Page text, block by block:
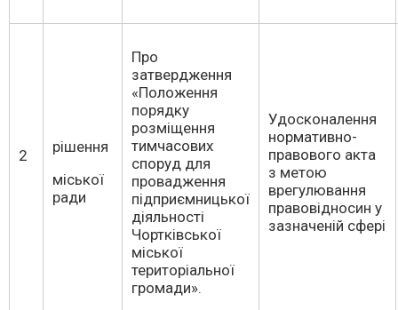
2
рішення
міської
ради
Про
затвердження
«Положення
порядку
розміщення
тимчасових
споруд для
провадження
підприємницької
діяльності
Чортківської
міської
територіальної
громади».
Удосконалення
нормативно-
правового акта
з метою
врегулювання
правовідносин у
зазначеній сфері